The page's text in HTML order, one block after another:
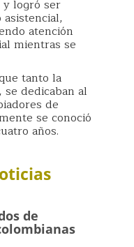
logró ser
atención
mientras se
tanto la
dedicaban al
de
se conoció
años.
de